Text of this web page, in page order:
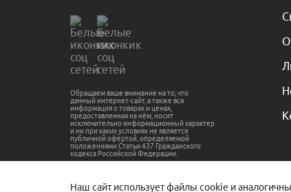
Обращаем ваше внимание на то, что
данный интернет-сайт, а также вся
информация о товарах и ценах,
предоставленная на нём, носит
исключительно информационный характер
и ни при каких условиях не является
публичной офертой, определяемой
положениями Статьи 437 Гражданского
кодекса Российской Федерации.
Наш сайт использует файлы cookie и